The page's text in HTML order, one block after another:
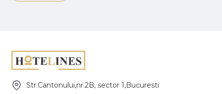
Str.Cantonului,nr.2B, sector 1,Bucuresti